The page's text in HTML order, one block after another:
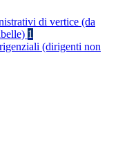
di vertice (da
1
(dirigenti non